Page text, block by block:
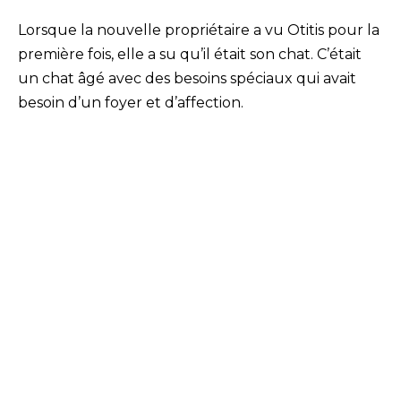
Lorsque la nouvelle propriétaire a vu Otitis pour la
première fois, elle a su qu’il était son chat. C’était
un chat âgé avec des besoins spéciaux qui avait
besoin d’un foyer et d’affection.